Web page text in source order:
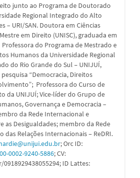
junto ao Programa de Doutorado
Regional Integrado do Alto
– URI/SAN. Doutora em Ciências
em Direito (UNISC), graduada em
do Programa de Mestrado e
Humanos da Universidade Regional
do Rio Grande do Sul – UNIJUÍ,
“Democracia, Direitos
Professora do Curso de
da UNIJUÍ; Vice-líder do Grupo de
Governança e Democracia –
da Rede Internacional e
as Desigualdades; membro da Rede
das Relações Internacionais – ReDRI.
; Orc ID:
0002-9240-5886; CV:
ID Lattes: